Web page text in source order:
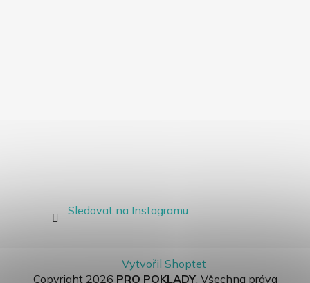
Sledovat na Instagramu
Vytvořil Shoptet
Copyright 2026 PRO POKLADY. Všechna práva